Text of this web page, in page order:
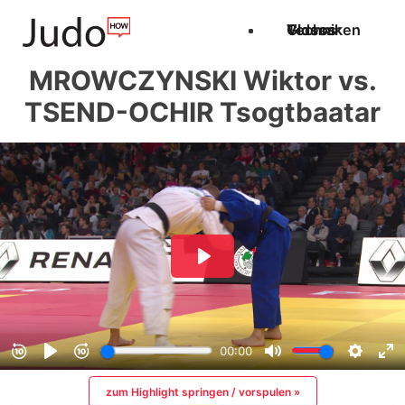
Techniken
Videos
Glossar
MROWCZYNSKI Wiktor vs.
TSEND-OCHIR Tsogtbaatar
zum Highlight springen / vorspulen »